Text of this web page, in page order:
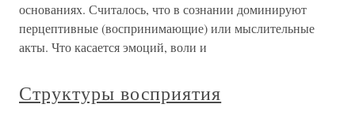
основаниях. Считалось, что в сознании доминируют
перцептивные (воспринимающие) или мыслительные
акты. Что касается эмоций, воли и
Структуры восприятия